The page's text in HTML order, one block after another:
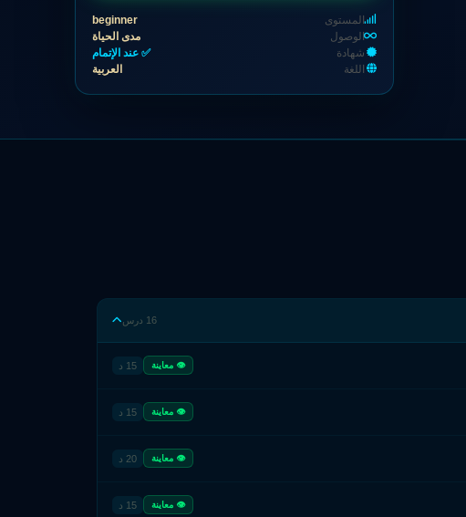
المستوى
beginner
الوصول
مدى الحياة
شهادة
✅ عند الإتمام
اللغة
العربية
16 درس
👁 معاينة 15 د
👁 معاينة 15 د
👁 معاينة 20 د
👁 معاينة 15 د